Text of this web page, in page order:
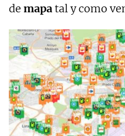
de mapatal y como